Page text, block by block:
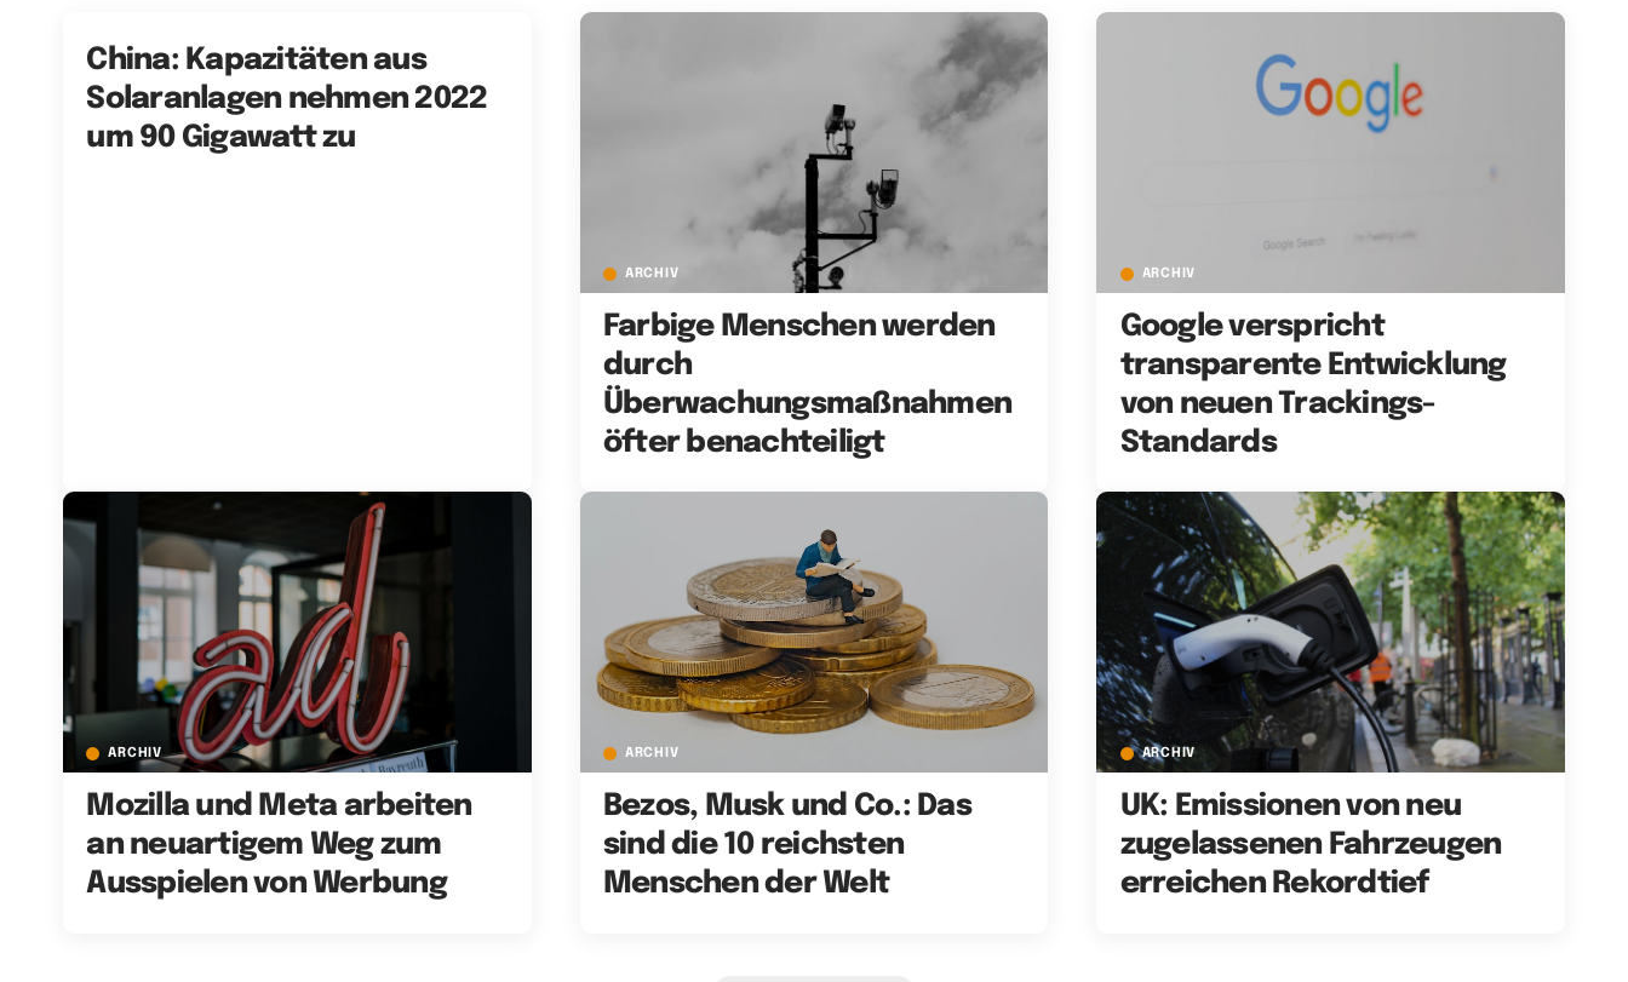
China: Kapazitäten aus
Solaranlagen nehmen 2022
um 90 Gigawatt zu
ARCHIV
Farbige Menschen werden
durch
Überwachungsmaßnahmen
öfter benachteiligt
ARCHIV
Google verspricht
transparente Entwicklung
von neuen Trackings-
Standards
ARCHIV
Mozilla und Meta arbeiten
an neuartigem Weg zum
Ausspielen von Werbung
ARCHIV
Bezos, Musk und Co.: Das
sind die 10 reichsten
Menschen der Welt
ARCHIV
UK: Emissionen von neu
zugelassenen Fahrzeugen
erreichen Rekordtief